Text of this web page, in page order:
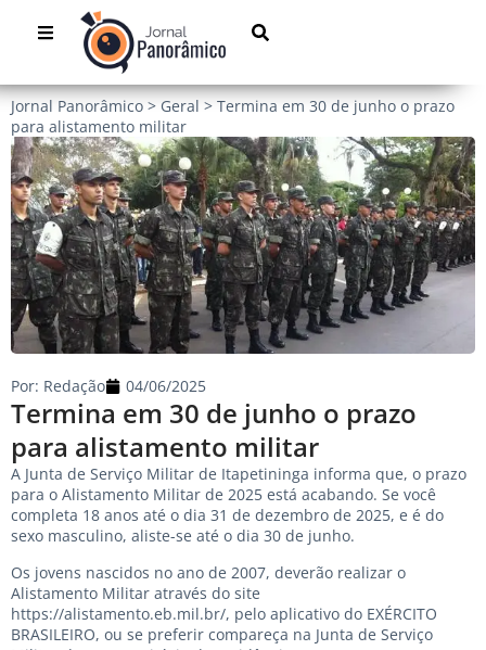
Jornal Panorâmico > Geral > Termina em 30 de junho o prazo
para alistamento militar
Termina em 30 de junho o prazo
para alistamento militar
Por: Redação 04/06/2025
A Junta de Serviço Militar de Itapetininga informa que, o prazo
para o Alistamento Militar de 2025 está acabando. Se você
completa 18 anos até o dia 31 de dezembro de 2025, e é do
sexo masculino, aliste-se até o dia 30 de junho.
Os jovens nascidos no ano de 2007, deverão realizar o
Alistamento Militar através do site
https://alistamento.eb.mil.br/, pelo aplicativo do EXÉRCITO
BRASILEIRO, ou se preferir compareça na Junta de Serviço